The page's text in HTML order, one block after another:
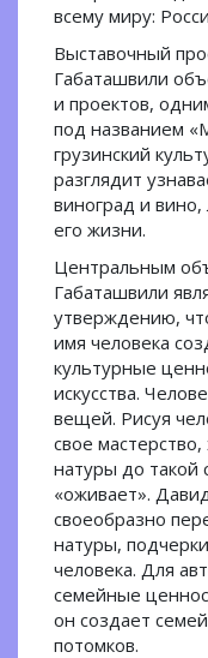
всему миру:
Выставочный
Габаташвили
и проектов,
под названием
грузинский
разглядит
виноград и
его жизни.
Центральным
Габаташвили
утверждению,
имя человека
культурные
искусства.
вещей. Рисуя
свое
натуры до такой
«оживает».
своеобразно
натуры,
человека. Для
семейные
он создает
потомков.